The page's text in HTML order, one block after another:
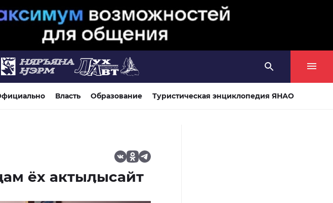
Власть Образование Туристическая энциклопедия ЯНАО
ёх актыӆысайт